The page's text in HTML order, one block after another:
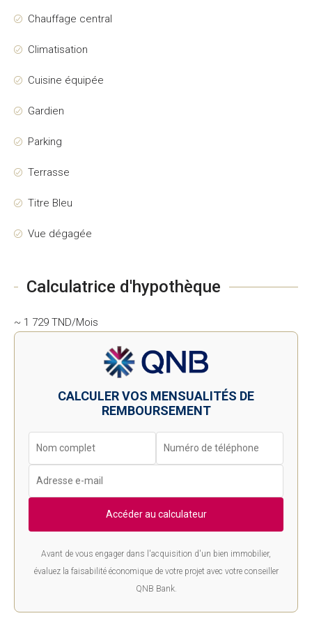
Chauffage central
Climatisation
Cuisine équipée
Gardien
Parking
Terrasse
Titre Bleu
Vue dégagée
Calculatrice d'hypothèque
~ 1 729 TND/Mois
CALCULER VOS MENSUALITÉS DE
REMBOURSEMENT
Accéder au calculateur
Avant de vous engager dans l'acquisition d'un bien immobilier,
évaluez la faisabilité économique de votre projet avec votre conseiller
QNB Bank.